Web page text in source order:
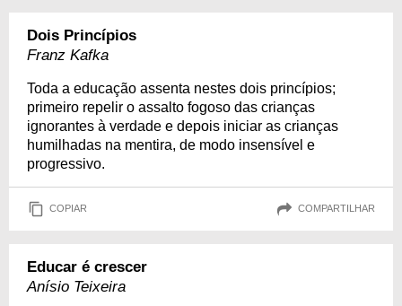
Dois Princípios
Franz Kafka
Toda a educação assenta nestes dois princípios;
primeiro repelir o assalto fogoso das crianças
ignorantes à verdade e depois iniciar as crianças
humilhadas na mentira, de modo insensível e
progressivo.
COPIAR COMPARTILHAR
Educar é crescer
Anísio Teixeira